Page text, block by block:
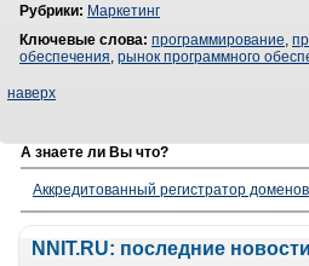
Рубрики: Маркетинг
Ключевые слова: программирование,
обеспечения, рынок программного
наверх
А знаете ли Вы что?
Аккредитованный регистратор доменов
NNIT.RU: последние